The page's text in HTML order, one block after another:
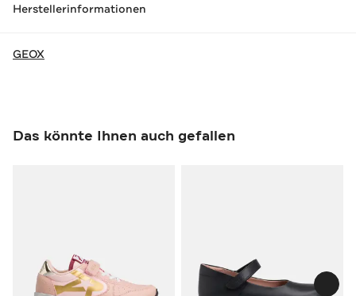
Herstellerinformationen
GEOX
Das könnte Ihnen auch gefallen